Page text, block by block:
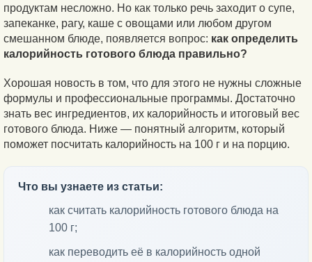
продуктам несложно. Но как только речь заходит о супе,
запеканке, рагу, каше с овощами или любом другом
смешанном блюде, появляется вопрос: как определить
калорийность готового блюда правильно?
Хорошая новость в том, что для этого не нужны сложные
формулы и профессиональные программы. Достаточно
знать вес ингредиентов, их калорийность и итоговый вес
готового блюда. Ниже — понятный алгоритм, который
поможет посчитать калорийность на 100 г и на порцию.
Что вы узнаете из статьи:
как считать калорийность готового блюда на
100 г;
как переводить её в калорийность одной